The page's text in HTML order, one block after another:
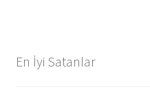
En İyi Satanlar